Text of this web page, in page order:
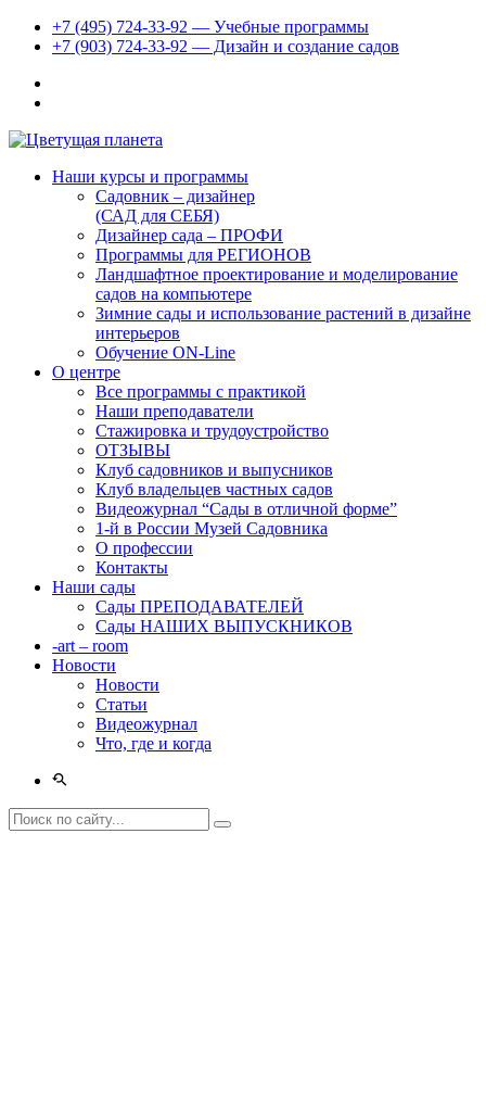
+7 (495) 724-33-92 — Учебные программы
+7 (903) 724-33-92 — Дизайн и создание садов
Наши курсы и программы
Садовник – дизайнер
(САД для СЕБЯ)
Дизайнер сада – ПРОФИ
Программы для РЕГИОНОВ
Ландшафтное проектирование и моделирование
садов на компьютере
Зимние сады и использование растений в дизайне
интерьеров
Обучение ON-Line
О центре
Все программы с практикой
Наши преподаватели
Стажировка и трудоустройство
ОТЗЫВЫ
Клуб садовников и выпусников
Клуб владельцев частных садов
Видеожурнал “Сады в отличной форме”
1-й в России Музей Садовника
О профессии
Контакты
Наши сады
Сады ПРЕПОДАВАТЕЛЕЙ
Сады НАШИХ ВЫПУСКНИКОВ
-art – room
Новости
Новости
Статьи
Видеожурнал
Что, где и когда